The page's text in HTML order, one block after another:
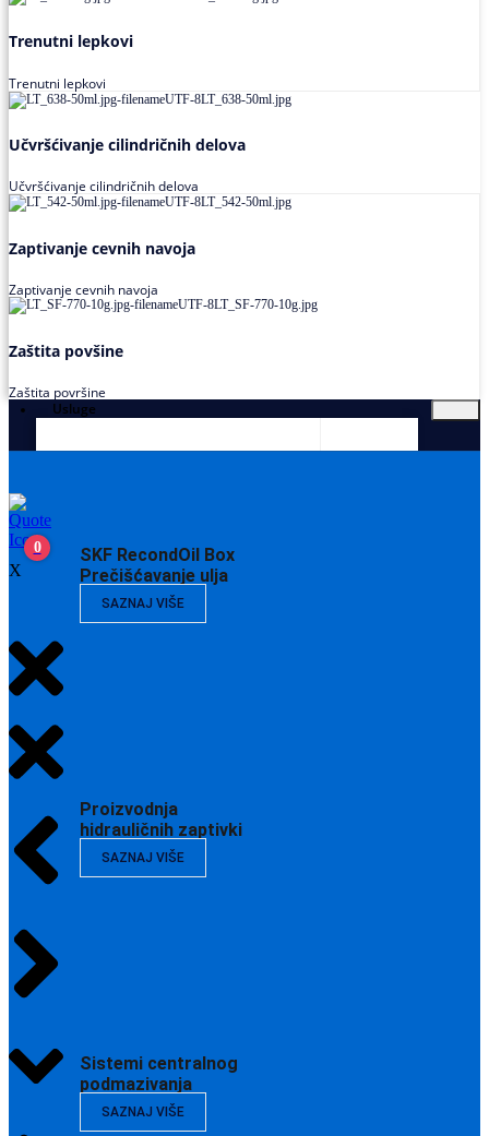
Trenutni lepkovi
Trenutni lepkovi
Učvršćivanje cilindričnih delova
Učvršćivanje cilindričnih delova
Zaptivanje cevnih navoja
Zaptivanje cevnih navoja
Zaštita povšine
Zaštita površine
Usluge
SKF RecondOil Box
Prečišćavanje ulja
SAZNAJ VIŠE
Proizvodnja
hidrauličnih zaptivki
SAZNAJ VIŠE
Sistemi centralnog
podmazivanja
SAZNAJ VIŠE
0
X